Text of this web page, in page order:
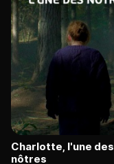
Charlotte, l'une des
nôtres